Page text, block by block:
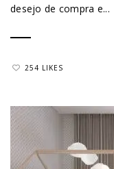
desejo de compra e...
254 LIKES